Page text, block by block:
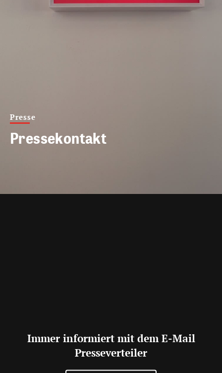
Presse
Pressekontakt
Immer informiert mit dem E-Mail
Presseverteiler